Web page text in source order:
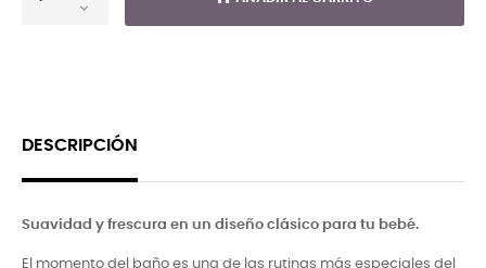
DESCRIPCIÓN
Suavidad y frescura en un diseño clásico para tu bebé.
El momento del baño es una de las rutinas más especiales del